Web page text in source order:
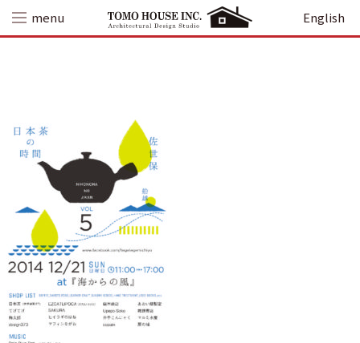
content
menu English